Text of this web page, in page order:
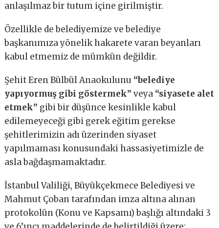
anlaşılmaz bir tutum içine girilmiştir.
Özellikle de belediyemize ve belediye
başkanımıza yönelik hakarete varan beyanları
kabul etmemiz de mümkün değildir.
Şehit Eren Bülbül Anaokulunu “belediye
yapıyormuş gibi göstermek” veya “siyasete alet
etmek” gibi bir düşünce kesinlikle kabul
edilemeyeceği gibi gerek eğitim gerekse
şehitlerimizin adı üzerinden siyaset
yapılmaması konusundaki hassasiyetimizle de
asla bağdaşmamaktadır.
İstanbul Valiliği, Büyükçekmece Belediyesi ve
Mahmut Çoban tarafından imza altına alınan
protokolün (Konu ve Kapsamı) başlığı altındaki 3